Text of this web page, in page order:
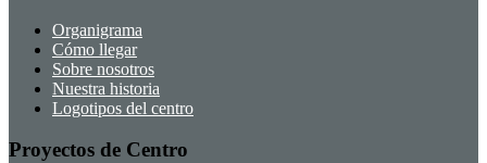
Organigrama
Cómo llegar
Sobre nosotros
Nuestra historia
Logotipos del centro
Proyectos de Centro